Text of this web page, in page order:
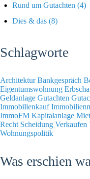
Rund um Gutachten (4)
Dies & das (8)
Schlagworte
ArchitekturBankgespräch
Eigentumswohnung
Geldanlage Gutachten
Immobilienkauf
ImmoFM Kapitalanlage
Recht Scheidung Verkaufen
Wohnungspolitik
Was erschien